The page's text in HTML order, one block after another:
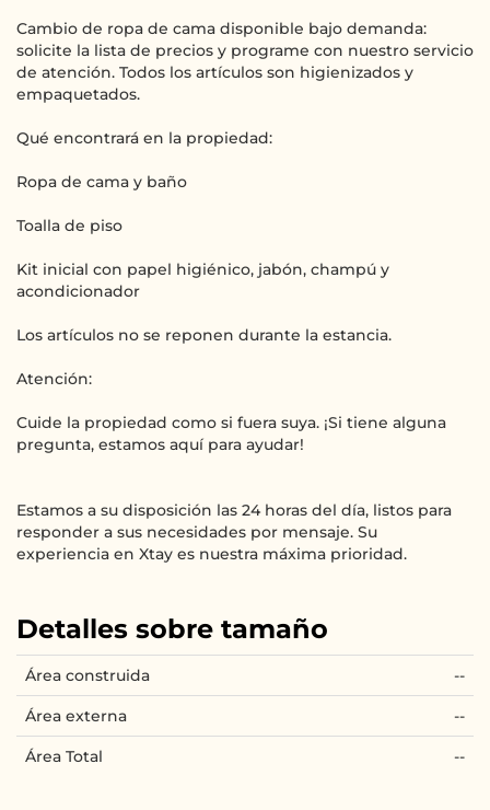
Cambio de ropa de cama disponible bajo demanda:
solicite la lista de precios y programe con nuestro servicio
de atención. Todos los artículos son higienizados y
empaquetados.
Qué encontrará en la propiedad:
Ropa de cama y baño
Toalla de piso
Kit inicial con papel higiénico, jabón, champú y
acondicionador
Los artículos no se reponen durante la estancia.
Atención:
Cuide la propiedad como si fuera suya. ¡Si tiene alguna
pregunta, estamos aquí para ayudar!
Estamos a su disposición las 24 horas del día, listos para
responder a sus necesidades por mensaje. Su
experiencia en Xtay es nuestra máxima prioridad.
Detalles sobre tamaño
Área construida --
Área externa --
Área Total --